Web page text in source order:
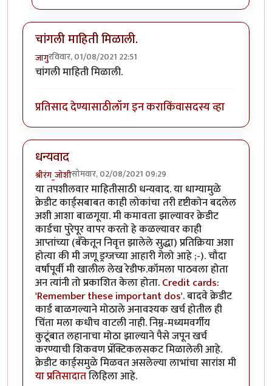
चांगली माहिती मिळाली.
जागुरविवार, 01/08/2021 22:51
चांगली माहिती मिळाली.
प्रतिसाद देण्यासाठीलॉग इन कराकिंवासदस्य व्हा
धन्यवाद
श्रीरंग_जोशीसोमवार, 02/08/2021 09:29
या तपशीलवार माहितीसाठी धन्यवाद. या धाग्यामुळे
क्रेडीट कार्ड्सबाबत काही लोकांचा तरी दृष्टीकोन बदलेल
अशी आशा बाळगूया. मी कमावता झाल्यावर क्रेडीट
कार्डचा पुरेपूर वापर करतो हे कळल्यावर काही
आप्तांच्या (बँकेतून निवृत्त झालेले सुद्धा) प्रतिक्रिया अशा
होत्या की मी जणू ड्रग्जच्या आहारी गेलो आहे ;-). चौदा
वर्षांपूर्वी मी खालील लेख रेडीफ.कॉमला पाठवला होता
अन त्यांनी तो प्रकाशित केला होता.Credit cards:
'Remember these important dos'. बादवे क्रेडीट
कार्ड बाळगल्याने मोठाले अनावश्यक खर्च होतील ही
चिंता मला कधीच वाटली नाही. निम्न-मध्यमवर्गीय
कुटूंबात लहानाचा मोठा झाल्याने पैसे जपून खर्च
करण्याची शिकवण प्रॅक्टिकलसकट मिळालेली आहे.
क्रेडीट कार्ड्समुळे मिळवत असलेल्या लाभांचा सारांश मी
या प्रतिसादातलिहिला आहे.